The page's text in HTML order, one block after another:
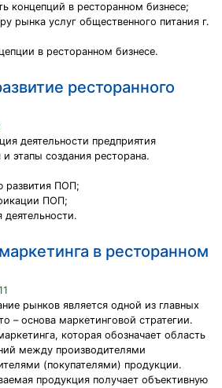
концепций в ресторанном бизнесе;
рынка услуг общественного питания г.
в ресторанном бизнесе.
ресторанного
деятельности предприятия
этапы создания ресторана.
развития ПОП;
ПОП;
деятельности.
в ресторанном
рынков является одной из главных
– основа маркетинговой стратегии.
которая обозначает область
между производителями
(покупателями) продукции.
продукция получает объективную